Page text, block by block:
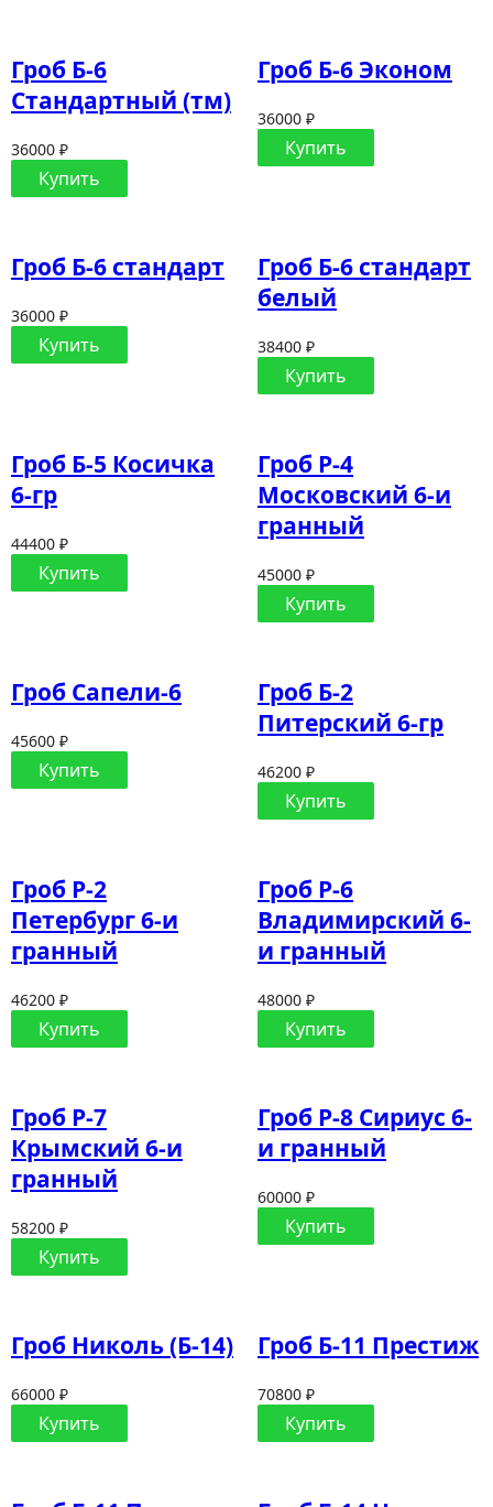
Гроб Б-6
Стандартный (тм)
36000 ₽
Купить
Гроб Б-6 Эконом
36000 ₽
Купить
Гроб Б-6 стандарт
36000 ₽
Купить
Гроб Б-6 стандарт
белый
38400 ₽
Купить
Гроб Б-5 Косичка
6-гр
44400 ₽
Купить
Гроб Р-4
Московский 6-и
гранный
45000 ₽
Купить
Гроб Сапели-6
45600 ₽
Купить
Гроб Б-2
Питерский 6-гр
46200 ₽
Купить
Гроб Р-2
Петербург 6-и
гранный
46200 ₽
Купить
Гроб Р-6
Владимирский 6-
и гранный
48000 ₽
Купить
Гроб Р-7
Крымский 6-и
гранный
58200 ₽
Купить
Гроб Р-8 Сириус 6-
и гранный
60000 ₽
Купить
Гроб Николь (Б-14)
66000 ₽
Купить
Гроб Б-11 Престиж
70800 ₽
Купить